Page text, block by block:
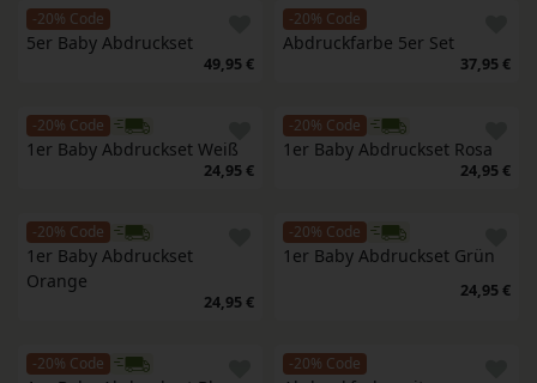
-20% Code
5er Baby Abdruckset
49,95 €
-20% Code
Abdruckfarbe 5er Set
37,95 €
-20% Code
1er Baby Abdruckset Weiß
24,95 €
-20% Code
1er Baby Abdruckset Rosa
24,95 €
-20% Code
1er Baby Abdruckset
Orange
24,95 €
-20% Code
1er Baby Abdruckset Grün
24,95 €
-20% Code -20% Code